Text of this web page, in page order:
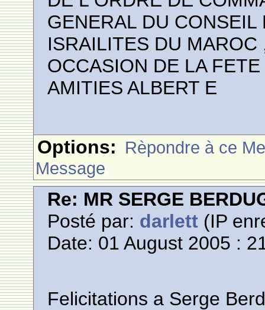
GENERAL DU
ISRAILITES DU
OCCASION DE LA
AMITIES ALBERT E
Options: Rèpondre à ce
Message
Re: MR SERGE
Posté par: darlett (IP
Date: 01 August 2005 :
Felicitations a Serge